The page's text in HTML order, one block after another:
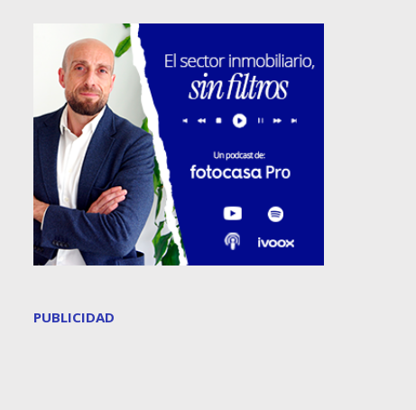
PUBLICIDAD